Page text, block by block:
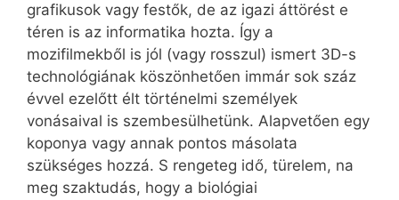
grafikusok vagy festők, de az igazi áttörést e
téren is az informatika hozta. Így a
mozifilmekből is jól (vagy rosszul) ismert 3D-s
technológiának köszönhetően immár sok száz
évvel ezelőtt élt történelmi személyek
vonásaival is szembesülhetünk. Alapvetően egy
koponya vagy annak pontos másolata
szükséges hozzá. S rengeteg idő, türelem, na
meg szaktudás, hogy a biológiai